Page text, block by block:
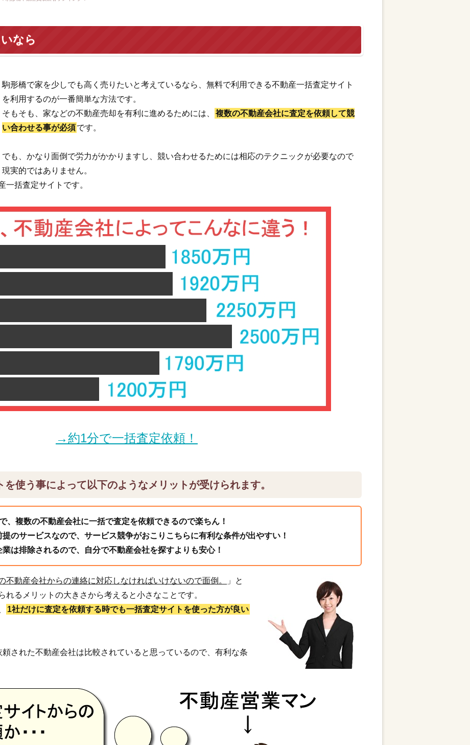
なら
駒形橋で家を少しでも高く売りたいと考えているなら、無料で利用できる不動産一括査定サイト
を利用するのが一番簡単な方法です。
そもそも、家などの不動産売却を有利に進めるためには、
複数の不動産会社に査定を依頼して競
い合わせる事が必須です。
でも、かなり面倒で労力がかかりますし、競い合わせるためには相応のテクニックが必要なので
現実的ではありません。
一括査定サイトです。
→約1分で一括査定依頼！
使う事によって以下のようなメリットが受けられます。
、複数の不動産会社に一括で査定を依頼できるので楽ちん！
のサービスなので、サービス競争がおこりこちらに有利な条件が出やすい！
は排除されるので、自分で不動産会社を探すよりも安心！
不動産会社からの連絡に対応しなければいけないので面倒。
」と
れるメリットの大きさから考えると小さなことです。
1社だけに査定を依頼する時でも一括査定サイトを使った方が良い
された不動産会社は比較されていると思っているので、有利な条